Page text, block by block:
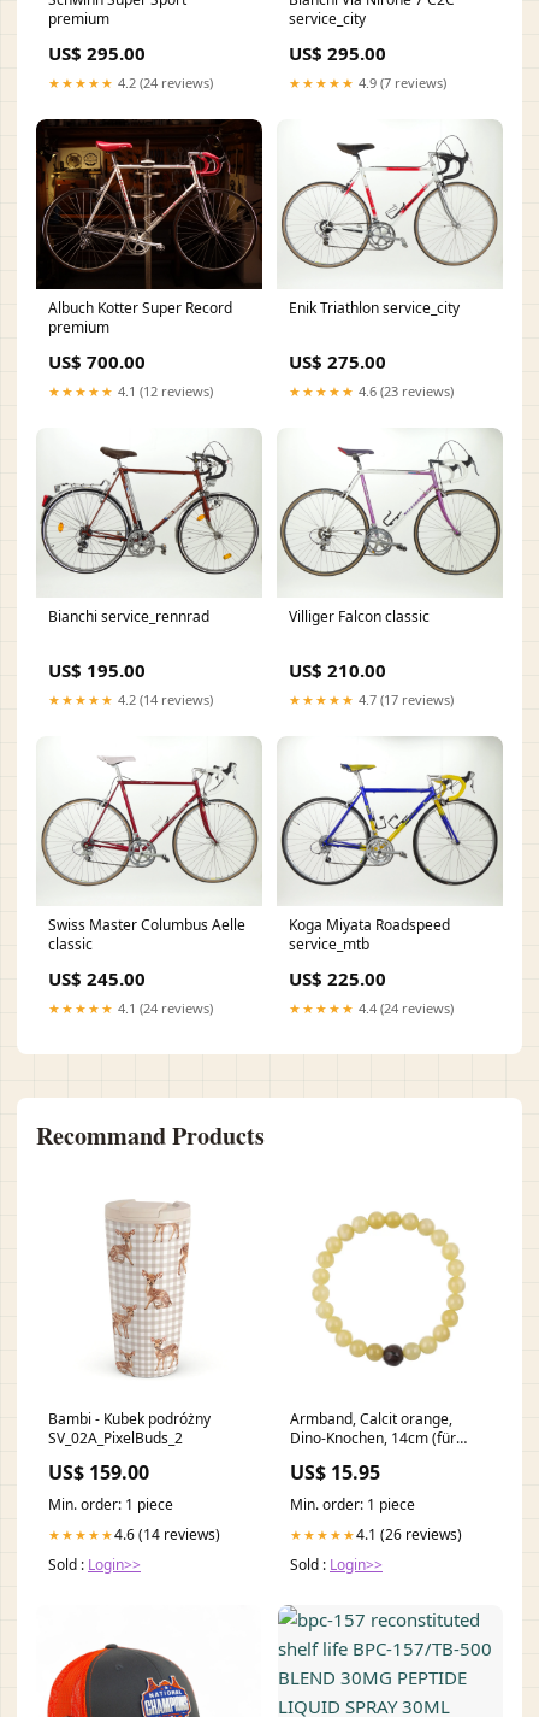
premium
US$ 295.00
★★★★★ 4.2 (24 reviews)
service_city
US$ 295.00
★★★★★ 4.9 (7 reviews)
Albuch Kotter Super Record
premium
US$ 700.00
★★★★★ 4.1 (12 reviews)
Enik Triathlon service_city
US$ 275.00
★★★★★ 4.6 (23 reviews)
Bianchi service_rennrad
US$ 195.00
★★★★★ 4.2 (14 reviews)
Villiger Falcon classic
US$ 210.00
★★★★★ 4.7 (17 reviews)
Swiss Master Columbus Aelle
classic
US$ 245.00
★★★★★ 4.1 (24 reviews)
Koga Miyata Roadspeed
service_mtb
US$ 225.00
★★★★★ 4.4 (24 reviews)
Recommand Products
Bambi - Kubek podróżny
SV_02A_PixelBuds_2
US$ 159.00
Min. order: 1 piece
★★★★★4.6 (14 reviews)
Sold : Login>>
Armband, Calcit orange,
Dino-Knochen, 14cm (für
US$ 15.95
Min. order: 1 piece
★★★★★4.1 (26 reviews)
Sold : Login>>